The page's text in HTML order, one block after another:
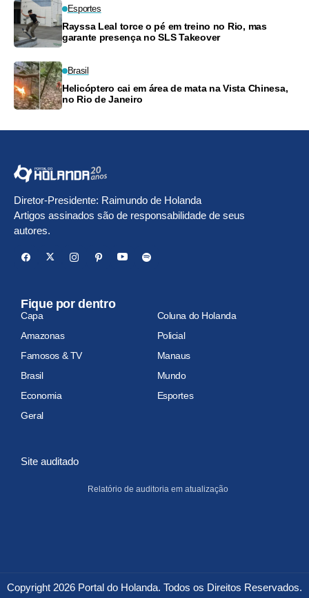
Esportes
Rayssa Leal torce o pé em treino no Rio, mas
garante presença no SLS Takeover
Brasil
Helicóptero cai em área de mata na Vista Chinesa,
no Rio de Janeiro
Diretor-Presidente: Raimundo de Holanda
Artigos assinados são de responsabilidade de seus
autores.
Fique por dentro
Capa
Coluna do Holanda
Amazonas
Policial
Famosos & TV
Manaus
Brasil
Mundo
Economia
Esportes
Geral
Site auditado
Relatório de auditoria em atualização
Copyright 2026 Portal do Holanda. Todos os Direitos Reservados.